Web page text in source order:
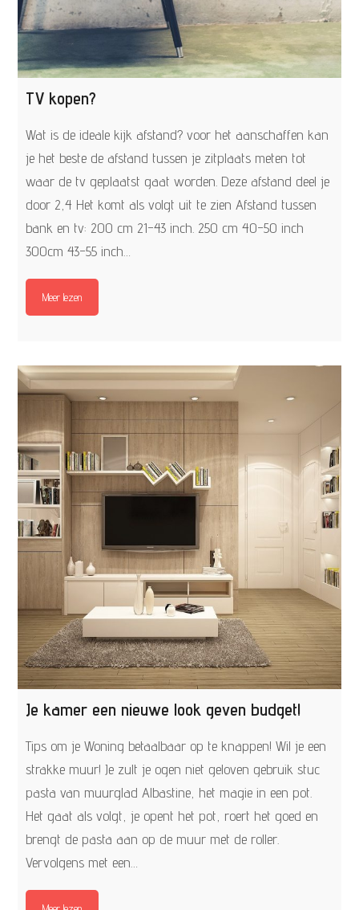
TV kopen?
Wat is de ideale kijk afstand? voor het aanschaffen kan
je het beste de afstand tussen je zitplaats meten tot
waar de tv geplaatst gaat worden. Deze afstand deel je
door 2,4 Het komt als volgt uit te zien Afstand tussen
bank en tv: 200 cm 21-43 inch. 250 cm 40-50 inch
300cm 43-55 inch…
Meer lezen
Je kamer een nieuwe look geven budget!
Tips om je Woning betaalbaar op te knappen! Wil je een
strakke muur! Je zult je ogen niet geloven gebruik stuc
pasta van muurglad Albastine, het magie in een pot.
Het gaat als volgt, je opent het pot, roert het goed en
brengt de pasta aan op de muur met de roller.
Vervolgens met een…